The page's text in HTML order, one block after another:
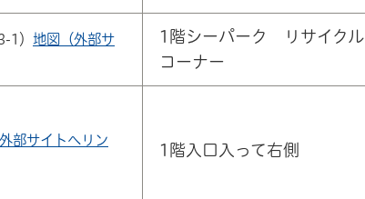
1） 地図（外部サ
1階シーパーク リサイクル
コーナー
部サイトへリン
1階入口入って右側